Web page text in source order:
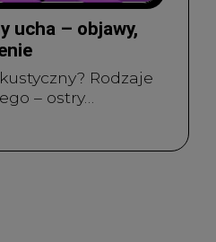
ucha – objawy,
Rodzaje
– ostry…